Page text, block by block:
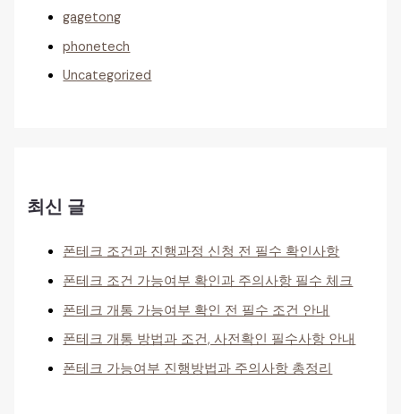
gagetong
phonetech
Uncategorized
최신 글
폰테크 조건과 진행과정 신청 전 필수 확인사항
폰테크 조건 가능여부 확인과 주의사항 필수 체크
폰테크 개통 가능여부 확인 전 필수 조건 안내
폰테크 개통 방법과 조건, 사전확인 필수사항 안내
폰테크 가능여부 진행방법과 주의사항 총정리